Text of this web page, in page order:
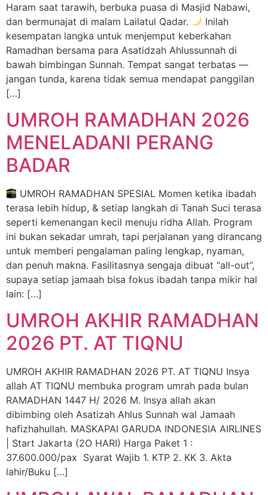
Haram saat tarawih, berbuka puasa di Masjid Nabawi,
dan bermunajat di malam Lailatul Qadar.
Inilah
kesempatan langka untuk menjemput keberkahan
Ramadhan bersama para Asatidzah Ahlussunnah di
bawah bimbingan Sunnah. Tempat sangat terbatas —
jangan tunda, karena tidak semua mendapat panggilan
[…]
UMROH RAMADHAN 2026
MENELADANI PERANG
BADAR
UMROH RAMADHAN SPESIAL Momen ketika ibadah
terasa lebih hidup, & setiap langkah di Tanah Suci terasa
seperti kemenangan kecil menuju ridha Allah. Program
ini bukan sekadar umrah, tapi perjalanan yang dirancang
untuk memberi pengalaman paling lengkap, nyaman,
dan penuh makna. Fasilitasnya sengaja dibuat “all-out”,
supaya setiap jamaah bisa fokus ibadah tanpa mikir hal
lain: […]
UMROH AKHIR RAMADHAN
2026 PT. AT TIQNU
UMROH AKHIR RAMADHAN 2026 PT. AT TIQNU Insya
allah AT TIQNU membuka program umrah pada bulan
RAMADHAN 1447 H/ 2026 M. Insya allah akan
dibimbing oleh Asatizah Ahlus Sunnah wal Jamaah
hafizhahullah. MASKAPAI GARUDA INDONESIA AIRLINES
| Start Jakarta (2O HARI) Harga Paket 1 :
37.600.000/pax Syarat Wajib 1. KTP 2. KK 3. Akta
lahir/Buku […]